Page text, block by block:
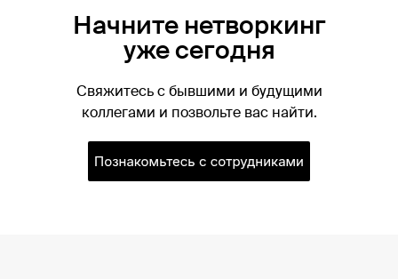
Начните нетворкинг
уже сегодня
Свяжитесь с бывшими и будущими
коллегами и позвольте вас найти.